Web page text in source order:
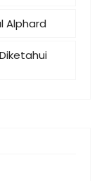
Alphard